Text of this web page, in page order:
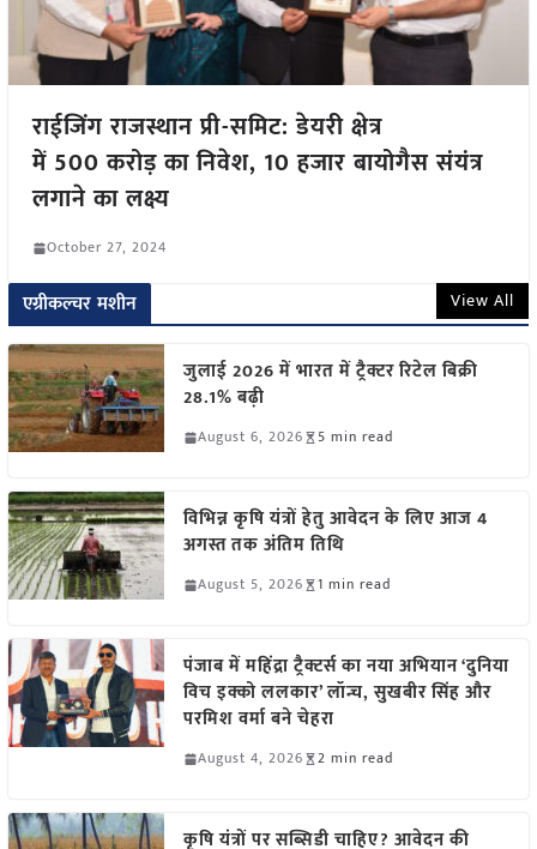
राईजिंग राजस्थान प्री-समिट: डेयरी क्षेत्र
में 500 करोड़ का निवेश, 10 हजार बायोगैस संयंत्र
लगाने का लक्ष्य
October 27, 2024
एग्रीकल्चर मशीन View All
जुलाई 2026 में भारत में ट्रैक्टर रिटेल बिक्री
28.1% बढ़ी
August 6, 2026 5 min read
विभिन्न कृषि यंत्रों हेतु आवेदन के लिए आज 4
अगस्त तक अंतिम तिथि
August 5, 2026 1 min read
पंजाब में महिंद्रा ट्रैक्टर्स का नया अभियान ‘दुनिया
विच इक्को ललकार’ लॉन्च, सुखबीर सिंह और
परमिश वर्मा बने चेहरा
August 4, 2026 2 min read
कृषि यंत्रों पर सब्सिडी चाहिए? आवेदन की